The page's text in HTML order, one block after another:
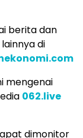
berita dan
di
mengenai
062.live
dimonitor